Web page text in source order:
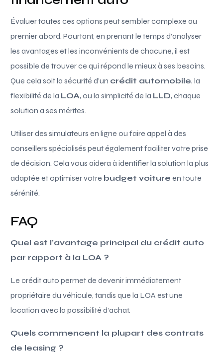
Évaluer toutes ces options peut sembler complexe au
premier abord. Pourtant, en prenant le temps d’analyser
les avantages et les inconvénients de chacune, il est
possible de trouver ce qui répond le mieux à ses besoins.
Que cela soit la sécurité d’un crédit automobile, la
flexibilité de la LOA, ou la simplicité de la LLD, chaque
solution a ses mérites.
Utiliser des simulateurs en ligne ou faire appel à des
conseillers spécialisés peut également faciliter votre prise
de décision. Cela vous aidera à identifier la solution la plus
adaptée et optimiser votre budget voiture en toute
sérénité.
FAQ
Quel est l’avantage principal du crédit auto
par rapport à la LOA ?
Le crédit auto permet de devenir immédiatement
propriétaire du véhicule, tandis que la LOA est une
location avec la possibilité d’achat.
Quels commencent la plupart des contrats
de leasing ?